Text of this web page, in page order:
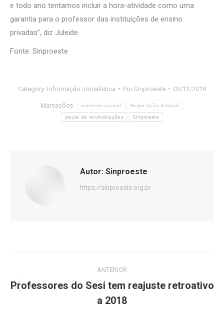
e todo ano tentamos incluir a hora-atividade como uma
garantia para o professor das instituições de ensino
privadas”, diz Juleide.
Fonte: Sinproeste
Category: Informação Jornalística Por Sinproeste 03/12/2019
Marcações: aumento salarial Negociação Salarial
pauta de reivindicações Sinproeste
Autor: Sinproeste
https://sinproeste.org.br
de
ANTERIOR
Post
anterior:
Professores do Sesi tem reajuste retroativo
a 2018